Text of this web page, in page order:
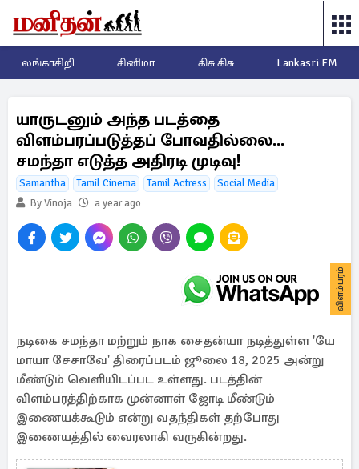
லங்காசிறி சினிமா கிசு கிசு Lankasri FM
யாருடனும் அந்த படத்தை
விளம்பரப்படுத்தப் போவதில்லை...
சமந்தா எடுத்த அதிரடி முடிவு!
Samantha Tamil Cinema Tamil Actress
Social Media
By Vinoja
a year ago
விளம்பரம்
நடிகை சமந்தா மற்றும் நாக சைதன்யா நடித்துள்ள 'யே
மாயா சேசாவே' திரைப்படம் ஜூலை 18, 2025 அன்று
மீண்டும் வெளியிடப்பட உள்ளது. படத்தின்
விளம்பரத்திற்காக முன்னாள் ஜோடி மீண்டும்
இணையக்கூடும் என்று வதந்திகள் தற்போது
இணையத்தில் வைரலாகி வருகின்றது.